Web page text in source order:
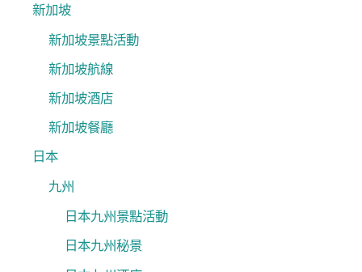
新加坡
新加坡景點活動
新加坡航線
新加坡酒店
新加坡餐廳
日本
九州
日本九州景點活動
日本九州秘景